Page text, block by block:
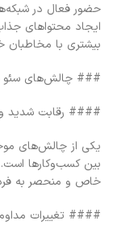
حضور فعال در
ایجاد محتواهای
بیشتری با مخاطبان
### چالش‌های سئو
#### رقابت شدید و
یکی از چالش‌های
بین کسب‌وکارها است.
خاص و منحصر به
#### تغییرات